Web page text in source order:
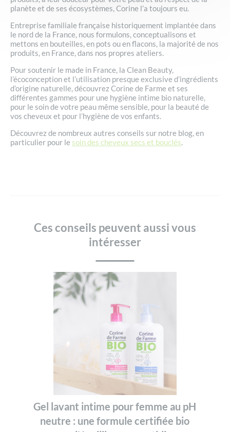
planète et de ses écosystèmes, Corine l’a toujours eu.
Entreprise familiale française historiquement implantée dans
le nord de la France, nous formulons, conceptualisons et
mettons en bouteilles, en pots ou en flacons, la majorité de nos
produits, en France, dans nos propres ateliers.
Pour soutenir le made in France, la Clean Beauty,
l’écoconception et l’utilisation presque exclusive d’ingrédients
d’origine naturelle, découvrez Corine de Farme et ses
différentes gammes pour une hygiène intime bio naturelle,
pour le soin de votre peau même sensible, pour la beauté de
vos cheveux et pour l’hygiène de vos enfants.
Découvrez de nombreux autres conseils sur notre blog, en
particulier pour le soin des cheveux secs et bouclés.
Ces conseils peuvent aussi vous
intéresser
Gel lavant intime pour femme au pH
neutre : une formule certifiée bio